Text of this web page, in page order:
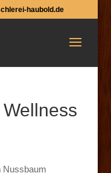
haubold.de
Nussbaum